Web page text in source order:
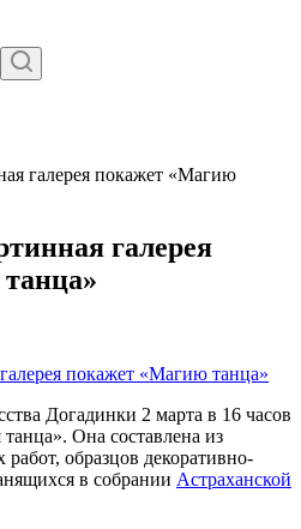
галерея покажет «Магию
галерея
Догадинки 2 марта в 16 часов
Она составлена из
образцов декоративно-
в собрании Астраханской